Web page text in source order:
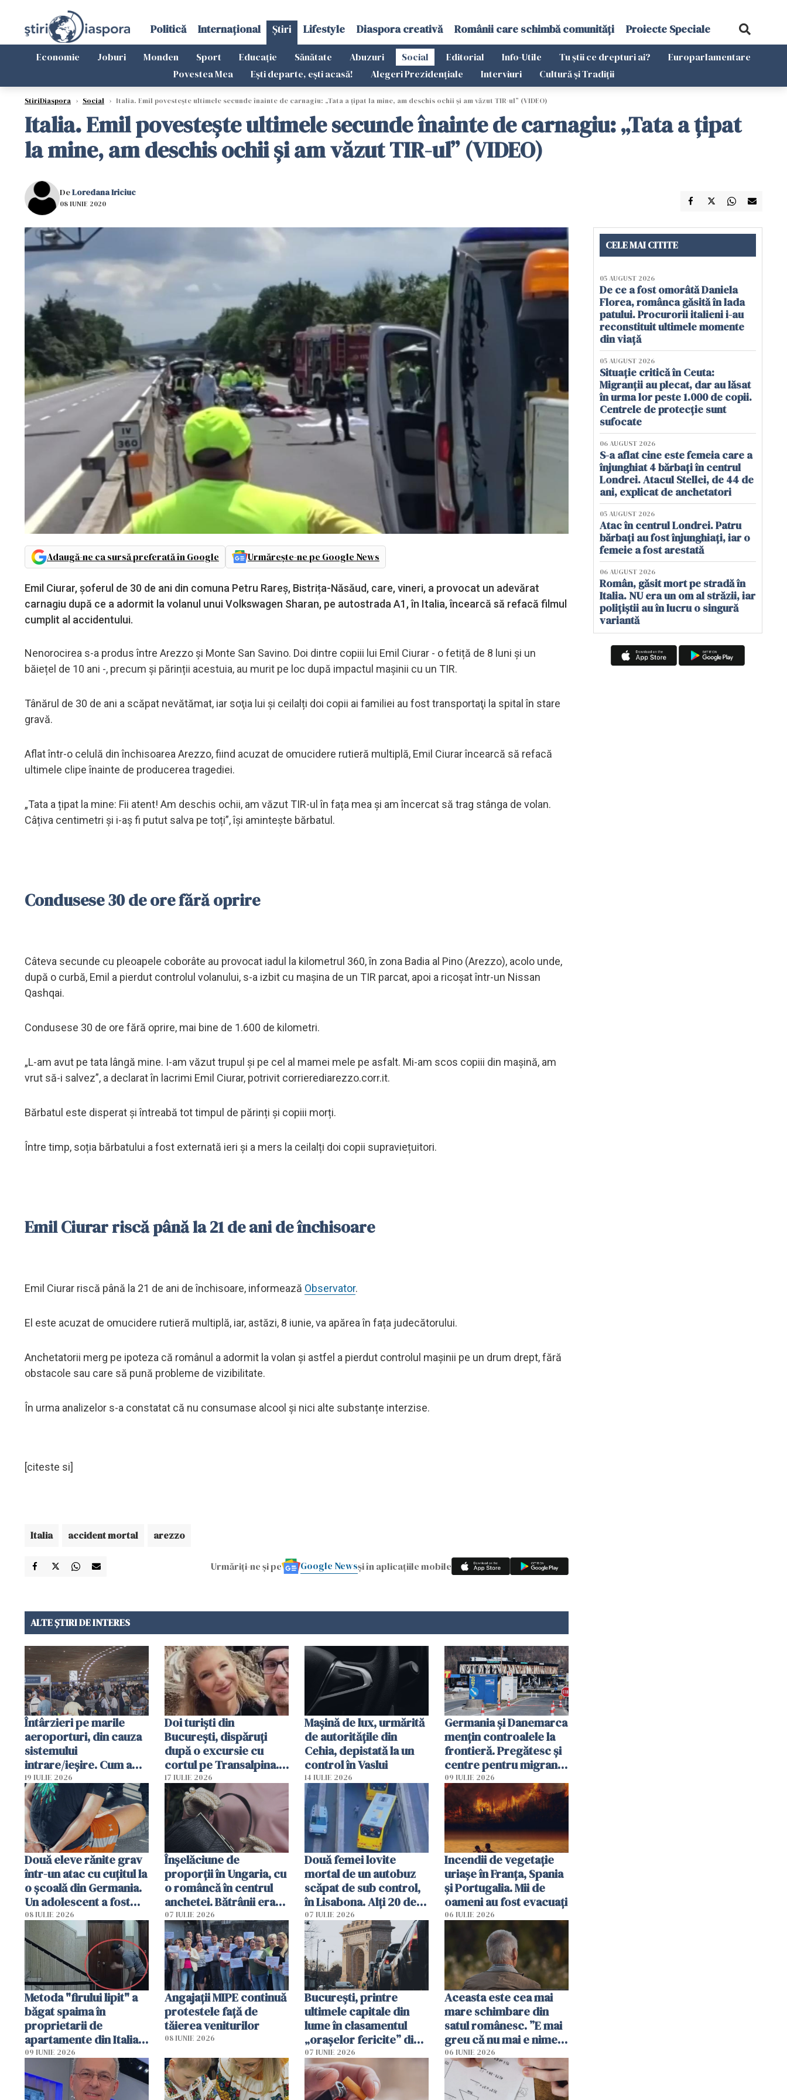
Politică Internațional Știri Lifestyle Diaspora creativă Românii care schimbă comunități Proiecte Speciale
Economie Joburi Monden Sport Educație Sănătate Abuzuri Social Editorial Info-Utile Tu știi ce drepturi ai?
Europarlamentare
Povestea Mea
Ești departe, ești acasă! Alegeri Prezidențiale Interviuri Cultură și Tradiții
StiriDiaspora › Social › Italia. Emil povestește ultimele secunde înainte de carnagiu: „Tata a țipat la mine, am deschis ochii și am văzut TIR-ul” (VIDEO)
Italia. Emil povestește ultimele secunde înainte de carnagiu: „Tata a țipat
la mine, am deschis ochii și am văzut TIR-ul” (VIDEO)
DeLoredana Iriciuc
08 IUNIE 2020
Adaugă-ne ca sursă preferată în Google Urmărește-ne pe Google News
Emil Ciurar, șoferul de 30 de ani din comuna Petru Rareș, Bistrița-Năsăud, care, vineri, a provocat un adevărat
carnagiu după ce a adormit la volanul unui Volkswagen Sharan, pe autostrada A1, în Italia, încearcă să refacă filmul
cumplit al accidentului.
Nenorocirea s-a produs între Arezzo și Monte San Savino. Doi dintre copiii lui Emil Ciurar - o fetiță de 8 luni și un
băiețel de 10 ani -, precum și părinții acestuia, au murit pe loc după impactul mașinii cu un TIR.
Tânărul de 30 de ani a scăpat nevătămat, iar soţia lui și ceilalți doi copii ai familiei au fost transportaţi la spital în stare
gravă.
Aflat într-o celulă din închisoarea Arezzo, fiind acuzat de omucidere rutieră multiplă, Emil Ciurar încearcă să refacă
ultimele clipe înainte de producerea tragediei.
„Tata a țipat la mine: Fii atent! Am deschis ochii, am văzut TIR-ul în fața mea și am încercat să trag stânga de volan.
Câțiva centimetri și i-aș fi putut salva pe toți”, își amintește bărbatul.
Condusese 30 de ore fără oprire
Câteva secunde cu pleoapele coborâte au provocat iadul la kilometrul 360, în zona Badia al Pino (Arezzo), acolo unde,
după o curbă, Emil a pierdut controlul volanului, s-a izbit cu mașina de un TIR parcat, apoi a ricoșat într-un Nissan
Qashqai.
Condusese 30 de ore fără oprire, mai bine de 1.600 de kilometri.
„L-am avut pe tata lângă mine. I-am văzut trupul și pe cel al mamei mele pe asfalt. Mi-am scos copiii din mașină, am
vrut să-i salvez”, a declarat în lacrimi Emil Ciurar, potrivit corrierediarezzo.corr.it.
Bărbatul este disperat și întreabă tot timpul de părinți și copiii morți.
Între timp, soția bărbatului a fost externată ieri și a mers la ceilalți doi copii supraviețuitori.
Emil Ciurar riscă până la 21 de ani de închisoare
Emil Ciurar riscă până la 21 de ani de închisoare, informează Observator.
El este acuzat de omucidere rutieră multiplă, iar, astăzi, 8 iunie, va apărea în fața judecătorului.
Anchetatorii merg pe ipoteza că românul a adormit la volan și astfel a pierdut controlul mașinii pe un drum drept, fără
obstacole sau care să pună probleme de vizibilitate.
În urma analizelor s-a constatat că nu consumase alcool și nici alte substanțe interzise.
[citeste si]
Italia accident mortal arezzo
Urmăriți-ne și pe Google Newsși în aplicațiile mobile
ALTE ȘTIRI DE INTERES
Întârzieri pe marile
aeroporturi, din cauza
sistemului
intrare/ieșire. Cum a
ajuns o femeie să fie
arestată în Cluj-Napoca
19 IULIE 2026
Doi turiști din
București, dispăruți
după o excursie cu
cortul pe Transalpina.
Poliția și familia îi caută
17 IULIE 2026
Mașină de lux, urmărită
de autoritățile din
Cehia, depistată la un
control în Vaslui
14 IULIE 2026
Germania și Danemarca
mențin controalele la
frontieră. Pregătesc și
centre pentru migranții
respinși din UE
09 IULIE 2026
Două eleve rănite grav
într-un atac cu cuțitul la
o școală din Germania.
Un adolescent a fost
arestat
08 IULIE 2026
Înșelăciune de
proporții în Ungaria, cu
o româncă în centrul
anchetei. Bătrânii erau
puși să lase la poartă
genți cu aur și bani
07 IULIE 2026
Două femei lovite
mortal de un autobuz
scăpat de sub control,
în Lisabona. Alți 20 de
oameni sunt răniți
07 IULIE 2026
Incendii de vegetație
uriașe în Franța, Spania
și Portugalia. Mii de
oameni au fost evacuați
06 IULIE 2026
Metoda "firului lipit" a
băgat spaima în
proprietarii de
apartamente din Italia.
Poliția, sesizată
09 IUNIE 2026
Angajaţii MIPE continuă
protestele faţă de
tăierea veniturilor
08 IUNIE 2026
București, printre
ultimele capitale din
lume în clasamentul
„orașelor fericite” din
2026
07 IUNIE 2026
Aceasta este cea mai
mare schimbare din
satul românesc. ”E mai
greu că nu mai e nimeni
pe-aici, prin jur”
06 IUNIE 2026
CELE MAI CITITE
05 AUGUST 2026
De ce a fost omorâtă Daniela
Florea, românca găsită în lada
patului. Procurorii italieni i-au
reconstituit ultimele momente
din viață
05 AUGUST 2026
Situație critică în Ceuta:
Migranții au plecat, dar au lăsat
în urma lor peste 1.000 de copii.
Centrele de protecție sunt
sufocate
06 AUGUST 2026
S-a aflat cine este femeia care a
înjunghiat 4 bărbați în centrul
Londrei. Atacul Stellei, de 44 de
ani, explicat de anchetatori
05 AUGUST 2026
Atac în centrul Londrei. Patru
bărbați au fost înjunghiați, iar o
femeie a fost arestată
06 AUGUST 2026
Român, găsit mort pe stradă în
Italia. NU era un om al străzii, iar
polițiștii au în lucru o singură
variantă